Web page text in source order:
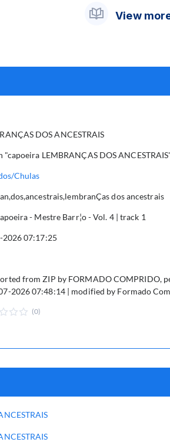
View
DOS ANCESTRAIS
"capoeira LEMBRANÇAS DOS
Chulas
dos ancestrais
- Mestre Barr¦o - Vol. 4 | track 1
2026 07:17:25
from ZIP by FORMADO COMPRIDO,
2026 07:48:14 | modified by Formado
(0)